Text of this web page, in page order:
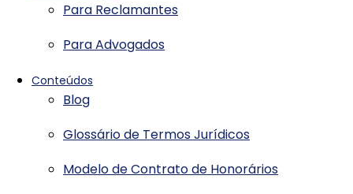
Para Reclamantes
Para Advogados
Conteúdos
Blog
Glossário de Termos Jurídicos
Modelo de Contrato de Honorários